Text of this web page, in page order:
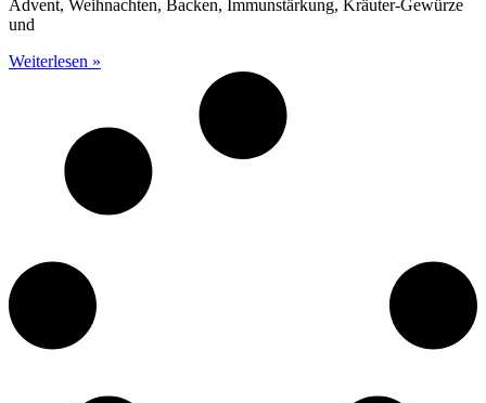
Advent, Weihnachten, Backen, Immunstärkung, Kräuter-Gewürze
und
Weiterlesen »